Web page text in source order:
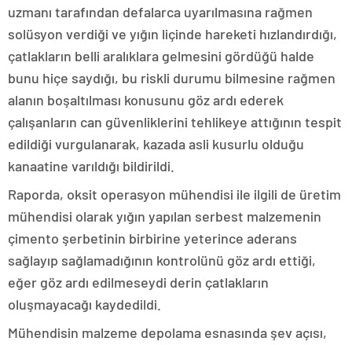
uzmanı tarafından defalarca uyarılmasına rağmen
solüsyon verdiği ve yığın liçinde hareketi hızlandırdığı,
çatlakların belli aralıklara gelmesini gördüğü halde
bunu hiçe saydığı, bu riskli durumu bilmesine rağmen
alanın boşaltılması konusunu göz ardı ederek
çalışanların can güvenliklerini tehlikeye attığının tespit
edildiği vurgulanarak, kazada asli kusurlu olduğu
kanaatine varıldığı bildirildi.
Raporda, oksit operasyon mühendisi ile ilgili de üretim
mühendisi olarak yığın yapılan serbest malzemenin
çimento şerbetinin birbirine yeterince aderans
sağlayıp sağlamadığının kontrolünü göz ardı ettiği,
eğer göz ardı edilmeseydi derin çatlakların
oluşmayacağı kaydedildi.
Mühendisin malzeme depolama esnasında şev açısı,